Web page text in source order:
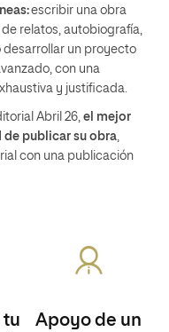
escribir una obra
relatos, autobiografía,
desarrollar un proyecto
con una
y justificada.
Abril 26, el mejor
de publicar su obra,
con una publicación
tu
Apoyo de un